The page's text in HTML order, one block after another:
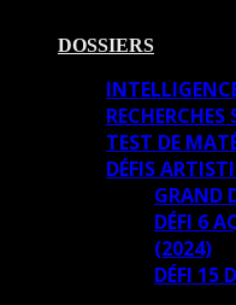
DOSSIERS
TEST DE
DÉFIS
GRAND
DÉFI 6
(2024)
DÉFI 15